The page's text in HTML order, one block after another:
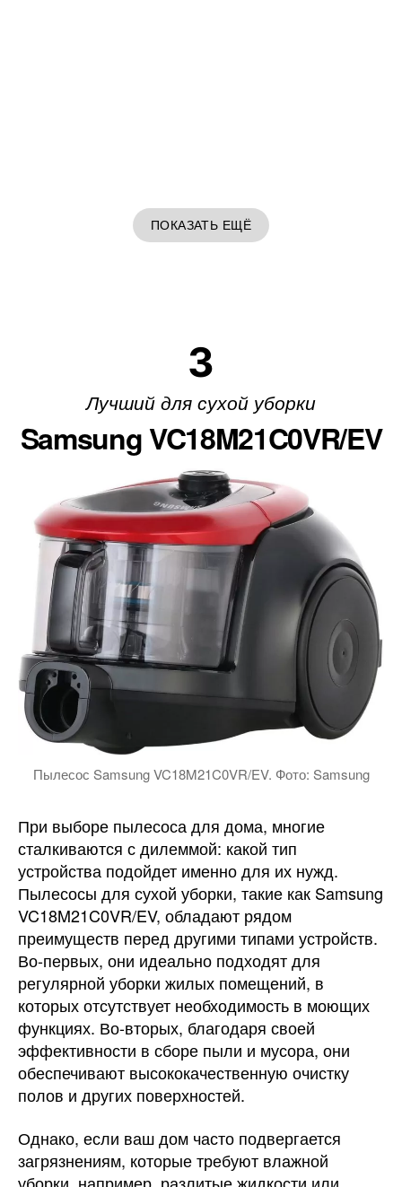
ПОКАЗАТЬ ЕЩЁ
3
Лучший для сухой уборки
Samsung VC18M21C0VR/EV
Пылесос Samsung VC18M21C0VR/EV. Фото: Samsung
При выборе пылесоса для дома, многие
сталкиваются с дилеммой: какой тип
устройства подойдет именно для их нужд.
Пылесосы для сухой уборки, такие как Samsung
VC18M21C0VR/EV, обладают рядом
преимуществ перед другими типами устройств.
Во-первых, они идеально подходят для
регулярной уборки жилых помещений, в
которых отсутствует необходимость в моющих
функциях. Во-вторых, благодаря своей
эффективности в сборе пыли и мусора, они
обеспечивают высококачественную очистку
полов и других поверхностей.
Однако, если ваш дом часто подвергается
загрязнениям, которые требуют влажной